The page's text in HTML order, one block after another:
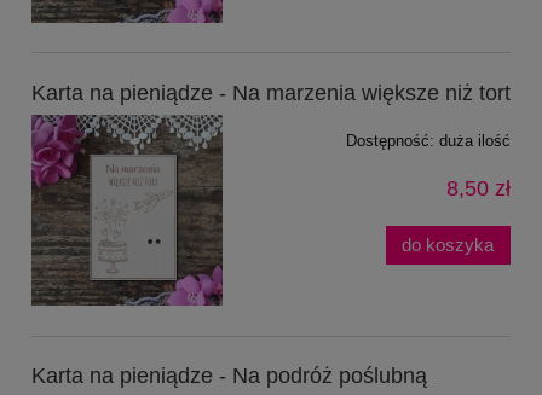
Karta na pieniądze - Na marzenia większe niż tort
Dostępność: duża ilość
8,50 zł
do koszyka
Karta na pieniądze - Na podróż poślubną